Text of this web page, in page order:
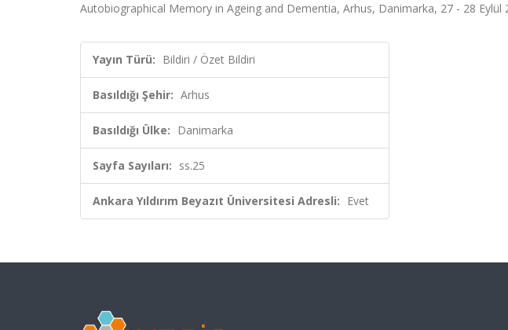
Autobiographical Memory in Ageing and Dementia, Arhus, Danimarka, 27 - 28 Eylül
Yayın Türü: Bildiri / Özet Bildiri
Basıldığı Şehir: Arhus
Basıldığı Ülke: Danimarka
Sayfa Sayıları: ss.25
Ankara Yıldırım Beyazıt Üniversitesi Adresli: Evet